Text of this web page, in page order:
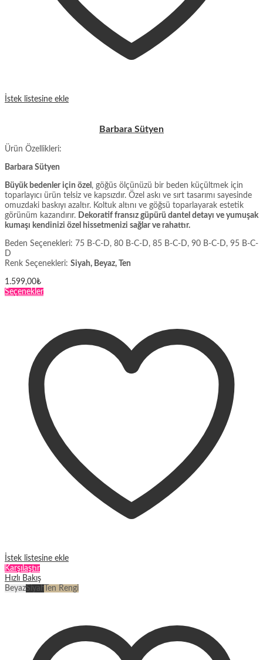
İstek listesine ekle
Barbara Sütyen
Ürün Özellikleri:
Barbara Sütyen
Büyük bedenler için özel , göğüs ölçünüzü bir beden küçültmek için
toparlayıcı ürün telsiz ve kapsızdır. Özel askı ve sırt tasarımı sayesinde
omuzdaki baskıyı azaltır. Koltuk altını ve göğsü toparlayarak estetik
görünüm kazandırır. Dekoratif fransız güpürü dantel detayı ve yumuşak
kumaşı kendinizi özel hissetmenizi sağlar ve rahattır.
Beden Seçenekleri: 75 B-C-D, 80 B-C-D, 85 B-C-D, 90 B-C-D, 95 B-C-
D
Renk Seçenekleri: Siyah, Beyaz, Ten
1.599,00₺
SeçeneklerBu
varyasyonu
var.
Seçenekler
ürün
sayfasından
seçilebilir
İstek listesine ekle
Karşılaştır
Hızlı Bakış
BeyazSiyah Ten Rengi